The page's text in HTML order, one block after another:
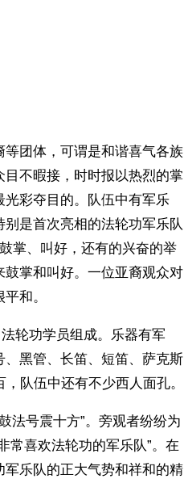
团体，可谓是和谐喜气各族
不暇接，时时报以热烈的掌
彩夺目的。队伍中有军乐
是首次亮相的法轮功军乐队
掌、叫好，还有的兴奋的举
掌和叫好。一位亚裔观众对
和。
轮功学员组成。乐器有军
黑管、长笛、短笛、萨克斯
队伍中还有不少西人面孔。
法号震十方”。旁观者纷纷为
常喜欢法轮功的军乐队”。在
乐队的正大气势和祥和的精